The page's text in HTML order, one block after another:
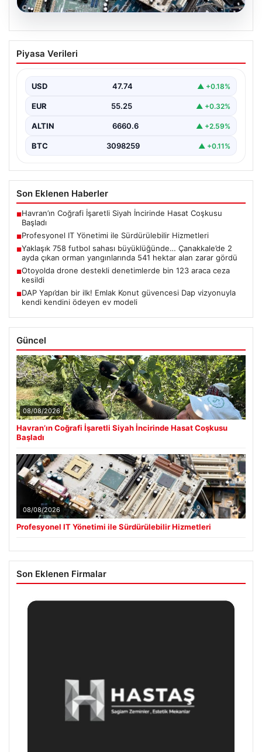
08.08.2026
Profesyonel IT Yönetimi ile
Sürdürülebilir Hizmetleri
parklarını sürekli periyotlarla yenilemektedir. Bu
güncelleme operasyonlarında kenara…
Piyasa Verileri
USD 47.74 ▲ +0.18%
EUR 55.25 ▲ +0.32%
ALTIN 6660.6 ▲ +2.59%
BTC 3098259 ▲ +0.11%
Son Eklenen Haberler
■Havran’ın Coğrafi İşaretli Siyah İncirinde Hasat Coşkusu
Başladı
■Profesyonel IT Yönetimi ile Sürdürülebilir Hizmetleri
■Yaklaşık 758 futbol sahası büyüklüğünde… Çanakkale’de 2
ayda çıkan orman yangınlarında 541 hektar alan zarar gördü
■Otoyolda drone destekli denetimlerde bin 123 araca ceza
kesildi
■DAP Yapı’dan bir ilk! Emlak Konut güvencesi Dap vizyonuyla
kendi kendini ödeyen ev modeli
Güncel
08/08/2026
Havran’ın Coğrafi İşaretli Siyah İncirinde Hasat Coşkusu
Başladı
08/08/2026
Profesyonel IT Yönetimi ile Sürdürülebilir Hizmetleri
Son Eklenen Firmalar